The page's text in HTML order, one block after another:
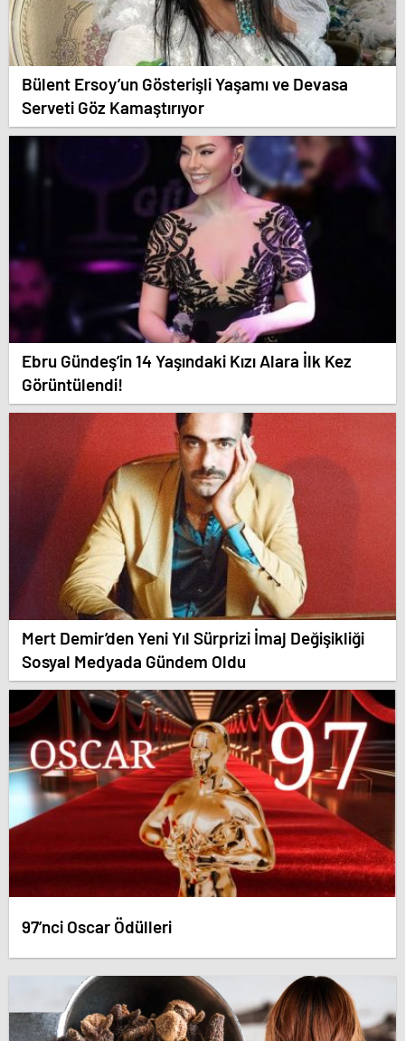
Bülent Ersoy’un Gösterişli Yaşamı ve Devasa
Serveti Göz Kamaştırıyor
Ebru Gündeş’in 14 Yaşındaki Kızı Alara İlk Kez
Görüntülendi!
Mert Demir’den Yeni Yıl Sürprizi İmaj Değişikliği
Sosyal Medyada Gündem Oldu
97’nci Oscar Ödülleri